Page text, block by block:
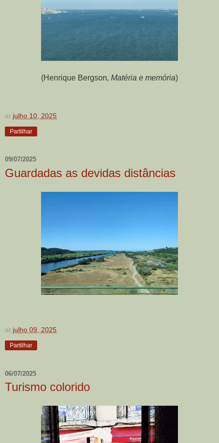
(Henrique Bergson, Matéria e memória)
at julho 10, 2025
Partilhar
09/07/2025
Guardadas as devidas distâncias
at julho 09, 2025
Partilhar
06/07/2025
Turismo colorido